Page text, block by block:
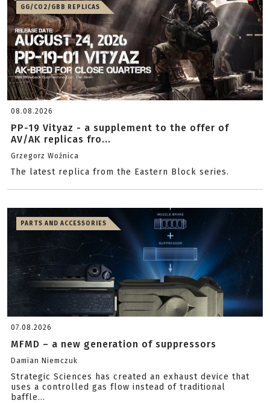
GG/CO2/GBB REPLICAS
08.08.2026
PP-19 Vityaz - a supplement to the offer of
AV/AK replicas fro...
Grzegorz Woźnica
The latest replica from the Eastern Block series.
PARTS AND ACCESSORIES
07.08.2026
MFMD – a new generation of suppressors
Damian Niemczuk
Strategic Sciences has created an exhaust device that
uses a controlled gas flow instead of traditional
baffle...